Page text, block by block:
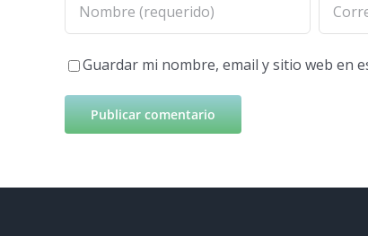
Guardar mi nombre, email y sitio web en